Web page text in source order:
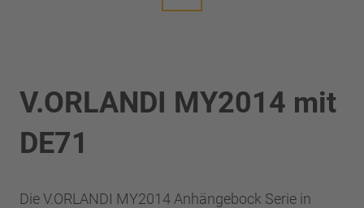
V.ORLANDI MY2014 mit
DE71
Die V.ORLANDI MY2014 Anhängebock Serie in